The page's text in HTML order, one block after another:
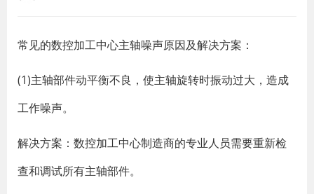
常见的数控加工中心主轴噪声原因及解决方案：
(1)主轴部件动平衡不良，使主轴旋转时振动过大，造成
工作噪声。
解决方案：数控加工中心制造商的专业人员需要重新检
查和调试所有主轴部件。